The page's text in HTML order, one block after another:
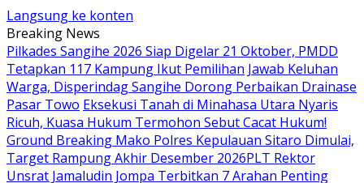
Langsung ke konten
Breaking News
Pilkades Sangihe 2026 Siap Digelar 21 Oktober, PMDD
Tetapkan 117 Kampung Ikut Pemilihan Jawab Keluhan
Warga, Disperindag Sangihe Dorong Perbaikan Drainase
Pasar Towo Eksekusi Tanah di Minahasa Utara Nyaris
Ricuh, Kuasa Hukum Termohon Sebut Cacat Hukum!
Ground Breaking Mako Polres Kepulauan Sitaro Dimulai,
Target Rampung Akhir Desember 2026​PLT Rektor
Unsrat Jamaludin Jompa Terbitkan 7 Arahan Penting